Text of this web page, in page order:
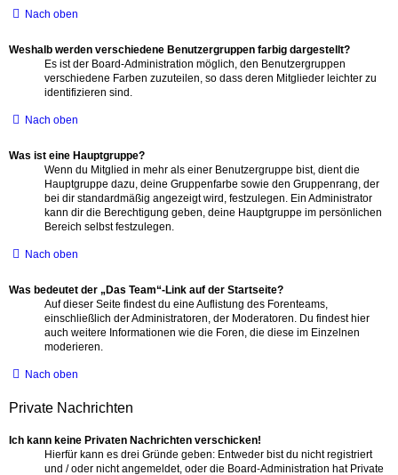
Nach oben
Weshalb werden verschiedene Benutzergruppen farbig dargestellt?
Es ist der Board-Administration möglich, den Benutzergruppen
verschiedene Farben zuzuteilen, so dass deren Mitglieder leichter zu
identifizieren sind.
Nach oben
Was ist eine Hauptgruppe?
Wenn du Mitglied in mehr als einer Benutzergruppe bist, dient die
Hauptgruppe dazu, deine Gruppenfarbe sowie den Gruppenrang, der
bei dir standardmäßig angezeigt wird, festzulegen. Ein Administrator
kann dir die Berechtigung geben, deine Hauptgruppe im persönlichen
Bereich selbst festzulegen.
Nach oben
Was bedeutet der „Das Team“-Link auf der Startseite?
Auf dieser Seite findest du eine Auflistung des Forenteams,
einschließlich der Administratoren, der Moderatoren. Du findest hier
auch weitere Informationen wie die Foren, die diese im Einzelnen
moderieren.
Nach oben
Private Nachrichten
Ich kann keine Privaten Nachrichten verschicken!
Hierfür kann es drei Gründe geben: Entweder bist du nicht registriert
und / oder nicht angemeldet, oder die Board-Administration hat Private